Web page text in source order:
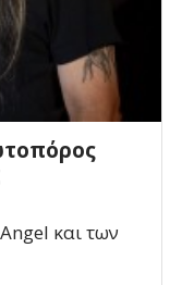
και των